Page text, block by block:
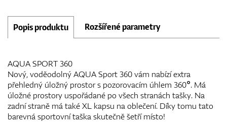
Popis produktu Rozšířené parametry
AQUA SPORT 360
Nový, voděodolný AQUA Sport 360 vám nabízí extra
přehledný úložný prostor s pozorovacím úhlem 360°. Má
úložné prostory uspořádané po všech stranách tašky. Na
zadní straně má také XL kapsu na oblečení. Díky tomu tato
barevná sportovní taška skutečně šetří místo!